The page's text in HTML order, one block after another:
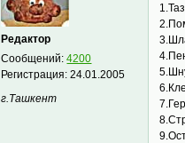
Редактор
Сообщений:4200
Регистрация:24.01.2005
г.Ташкент